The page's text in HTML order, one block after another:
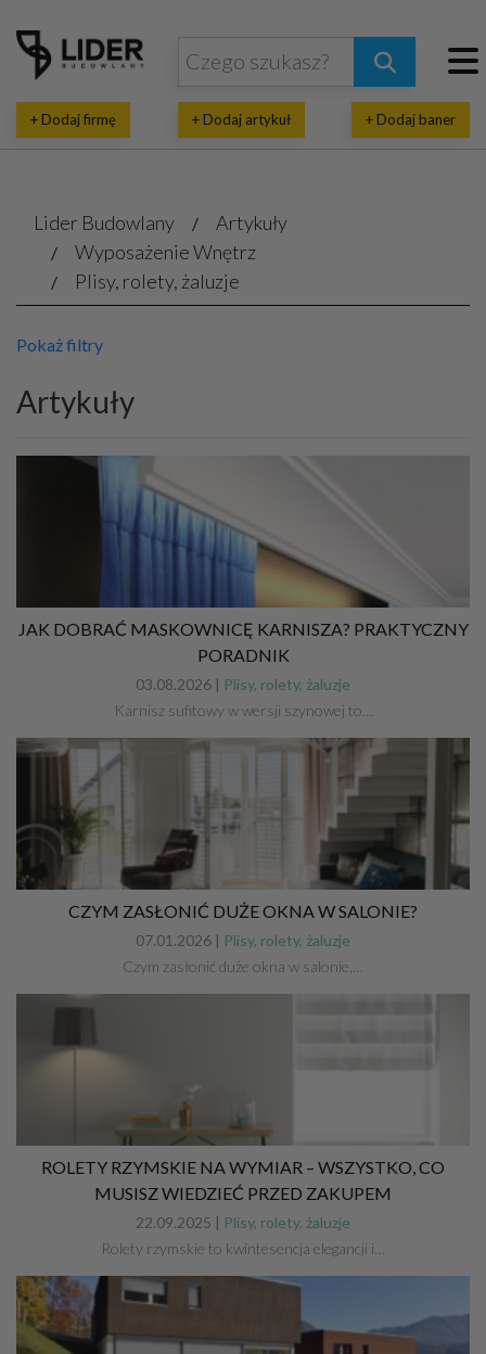
+ Dodaj firmę + Dodaj artykuł + Dodaj baner
Lider Budowlany
Artykuły
Wyposażenie Wnętrz
Plisy, rolety, żaluzje
Pokaż filtry
Artykuły
JAK DOBRAĆ MASKOWNICĘ KARNISZA? PRAKTYCZNY
PORADNIK
03.08.2026 | Plisy, rolety, żaluzje
Karnisz sufitowy w wersji szynowej to…
CZYM ZASŁONIĆ DUŻE OKNA W SALONIE?
07.01.2026 | Plisy, rolety, żaluzje
Czym zasłonić duże okna w salonie,…
ROLETY RZYMSKIE NA WYMIAR – WSZYSTKO, CO
MUSISZ WIEDZIEĆ PRZED ZAKUPEM
22.09.2025 | Plisy, rolety, żaluzje
Rolety rzymskie to kwintesencja elegancji i…